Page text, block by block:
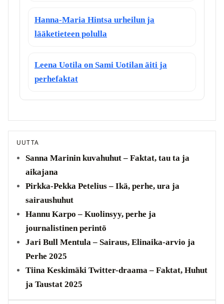
Hanna-Maria Hintsa urheilun ja
lääketieteen polulla
Leena Uotila on Sami Uotilan äiti ja
perhefaktat
UUTTA
Sanna Marinin kuvahuhut – Faktat, tau ta ja
aikajana
Pirkka-Pekka Petelius – Ikä, perhe, ura ja
sairaushuhut
Hannu Karpo – Kuolinsyy, perhe ja
journalistinen perintö
Jari Bull Mentula – Sairaus, Elinaika-arvio ja
Perhe 2025
Tiina Keskimäki Twitter-draama – Faktat, Huhut
ja Taustat 2025